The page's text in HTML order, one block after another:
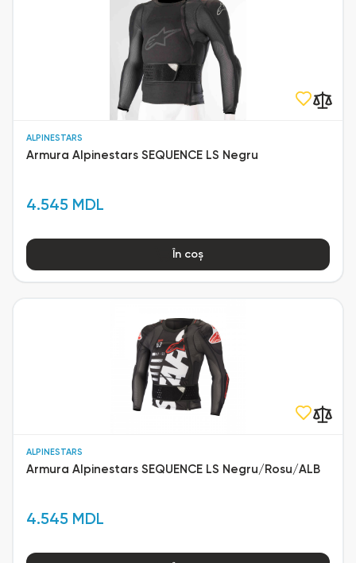
ALPINESTARS
Armura Alpinestars SEQUENCE LS Negru
4.545 MDL
În coș
ALPINESTARS
Armura Alpinestars SEQUENCE LS Negru/Rosu/ALB
4.545 MDL